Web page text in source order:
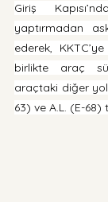
Giriş
yaptırmadan
ederek,
birlikte araç
araçtaki diğer
63) ve A.L. (E-68)